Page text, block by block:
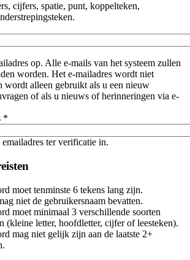
cijfers, spatie, punt, koppelteken,
op. Alle e-mails van het systeem zullen
worden. Het e-mailadres wordt niet
wordt alleen gebruikt als u een nieuw
of als u nieuws of herinneringen via e-
*
ter verificatie in.
moet tenminste 6 tekens lang zijn.
niet de gebruikersnaam bevatten.
moet minimaal 3 verschillende soorten
(kleine letter, hoofdletter, cijfer of leesteken).
mag niet gelijk zijn aan de laatste 2+